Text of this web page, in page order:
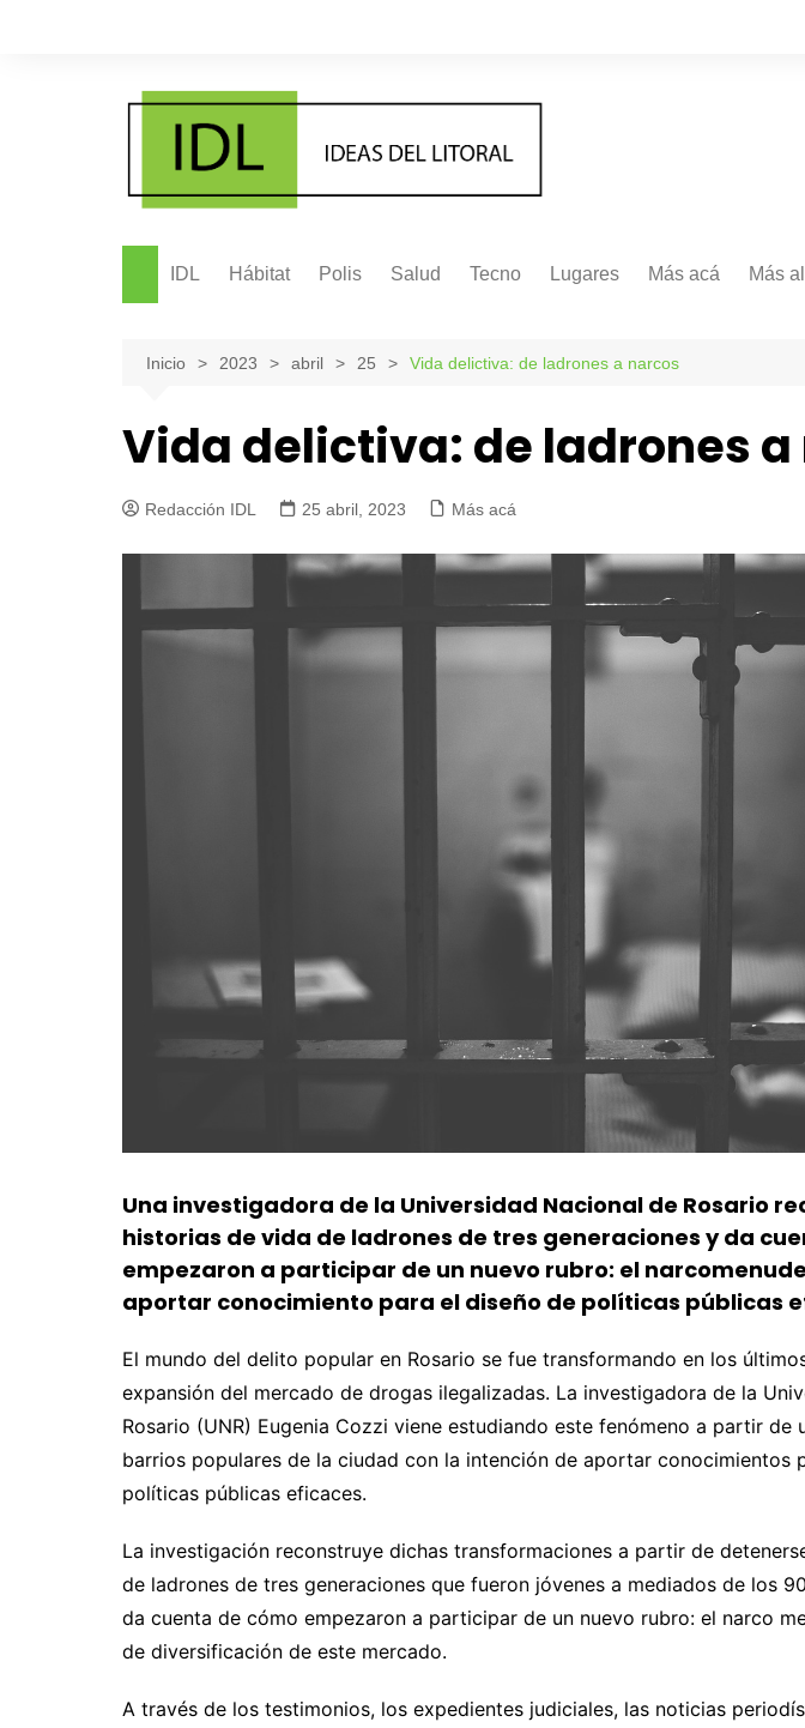
IDL Hábitat Polis Salud Tecno Lugares Más acá Más
Inicio 2023 abril 25 Vida delictiva: de ladrones a narcos
Vida delictiva: de ladrones a
Redacción IDL 25 abril, 2023 Más acá
Una investigadora de la Universidad Nacional de Rosario
historias de vida de ladrones de tres generaciones y da
empezaron a participar de un nuevo rubro: el
aportar conocimiento para el diseño de políticas públicas
El mundo del delito popular en Rosario se fue transformando en los
expansión del mercado de drogas ilegalizadas. La investigadora de la
Rosario (UNR) Eugenia Cozzi viene estudiando este fenómeno a partir de
barrios populares de la ciudad con la intención de aportar conocimientos
políticas públicas eficaces.
La investigación reconstruye dichas transformaciones a partir de
de ladrones de tres generaciones que fueron jóvenes a mediados de los
da cuenta de cómo empezaron a participar de un nuevo rubro: el narco
de diversificación de este mercado.
A través de los testimonios, los expedientes judiciales, las noticias